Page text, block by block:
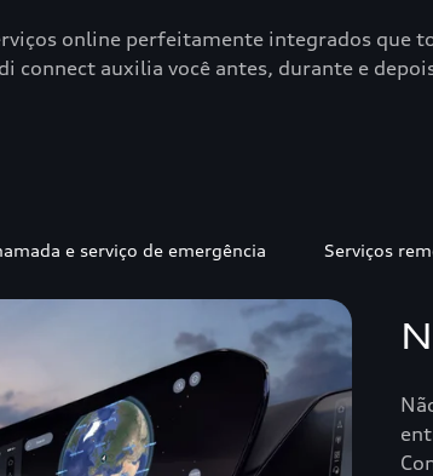
online perfeitamente integrados
connect auxilia você antes, durante e
e serviço de emergência Serviços